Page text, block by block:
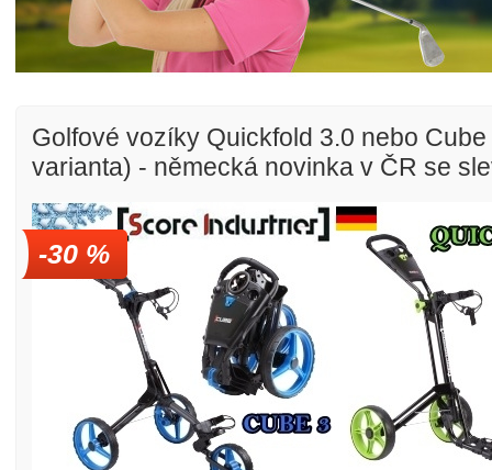
Golfové slevy – Slevy na green
Golfové vozíky Quickfold 3.0 nebo
varianta) - německá novinka v ČR se
-30 %